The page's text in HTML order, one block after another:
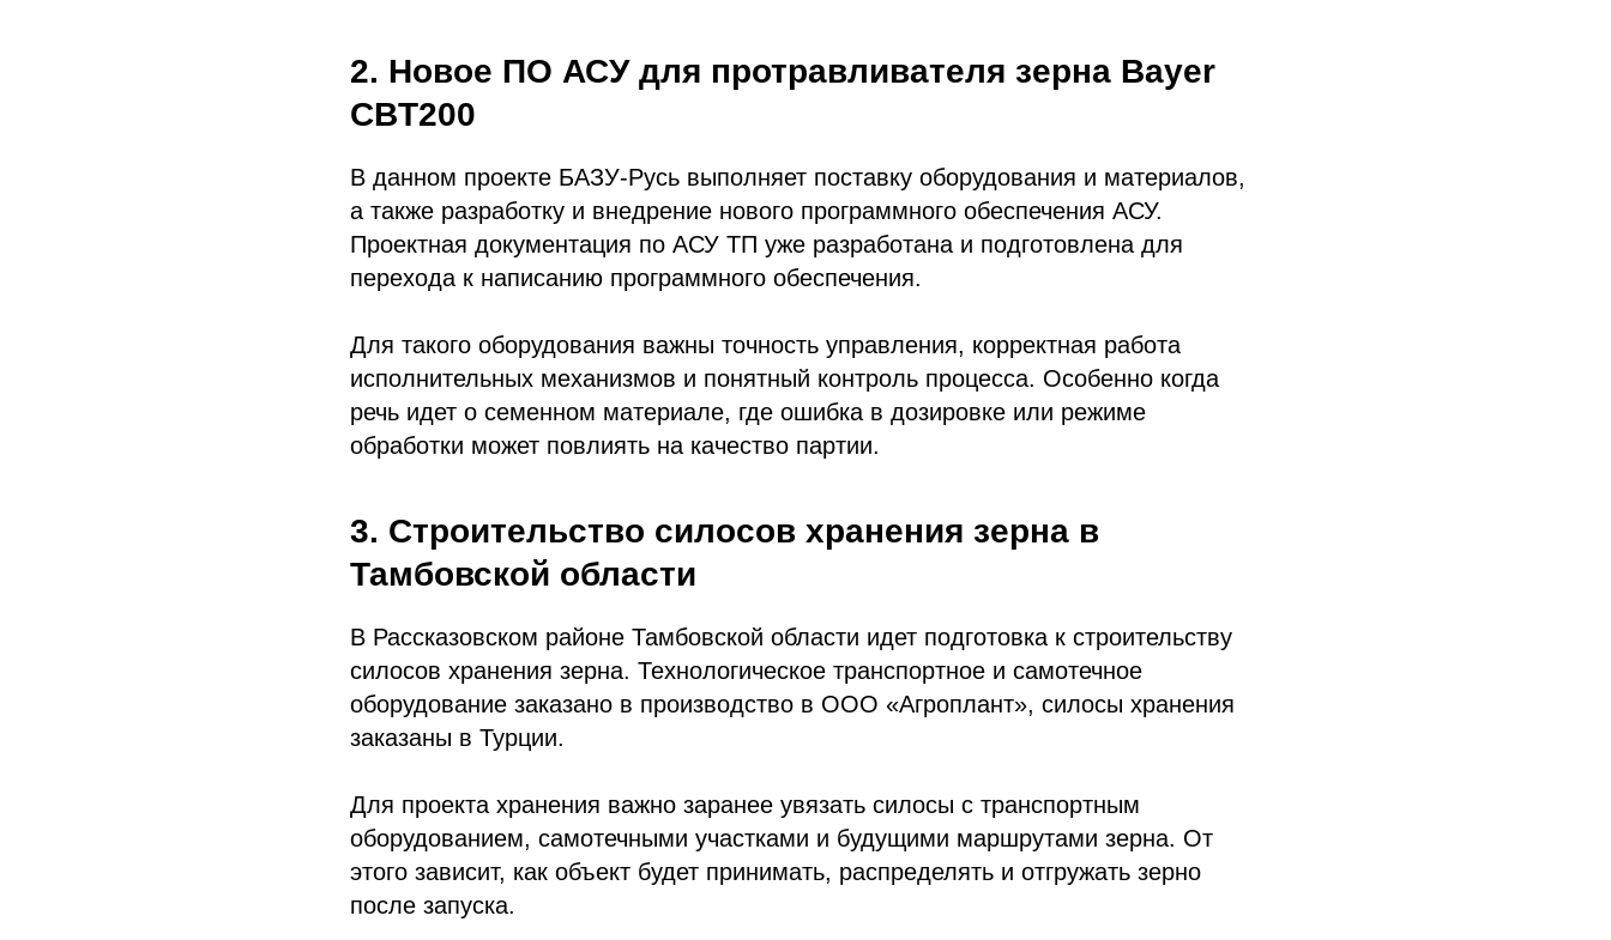
2. Новое ПО АСУ для протравливателя зерна Bayer
CBT200
В данном проекте БАЗУ-Русь выполняет поставку оборудования и материалов,
а также разработку и внедрение нового программного обеспечения АСУ.
Проектная документация по АСУ ТП уже разработана и подготовлена для
перехода к написанию программного обеспечения.
Для такого оборудования важны точность управления, корректная работа
исполнительных механизмов и понятный контроль процесса. Особенно когда
речь идет о семенном материале, где ошибка в дозировке или режиме
обработки может повлиять на качество партии.
3. Строительство силосов хранения зерна в
Тамбовской области
В Рассказовском районе Тамбовской области идет подготовка к строительству
силосов хранения зерна. Технологическое транспортное и самотечное
оборудование заказано в производство в ООО «Агроплант», силосы хранения
заказаны в Турции.
Для проекта хранения важно заранее увязать силосы с транспортным
оборудованием, самотечными участками и будущими маршрутами зерна. От
этого зависит, как объект будет принимать, распределять и отгружать зерно
после запуска.